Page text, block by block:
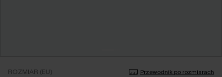
ROZMIAR (EU) Przewodnik po rozmiarach